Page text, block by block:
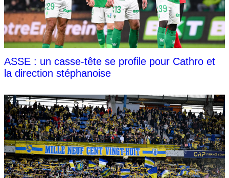
ASSE : un casse-tête se profile pour Cathro et
la direction stéphanoise